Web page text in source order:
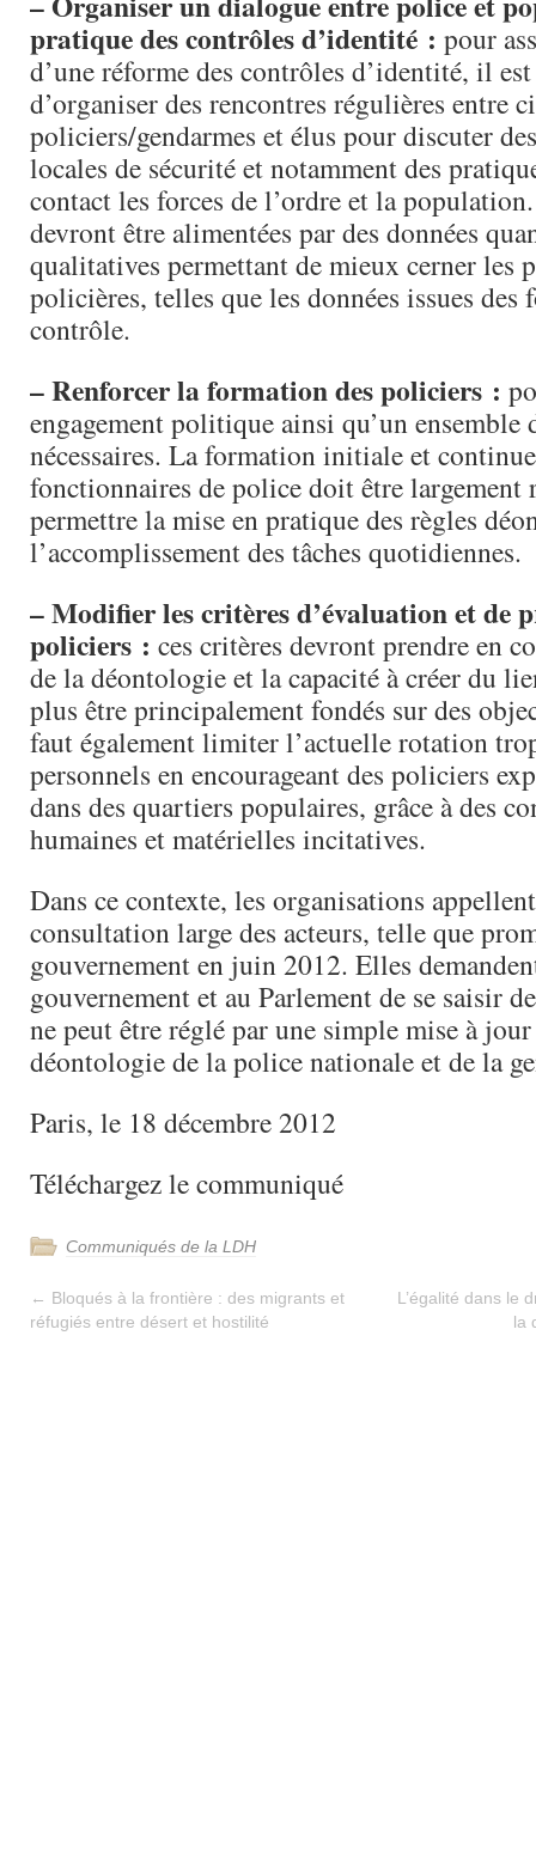
pratique des contrôles d’identité : pour
d’une réforme des contrôles d’identité, il
d’organiser des rencontres régulières entre
policiers/gendarmes et élus pour discuter
locales de sécurité et notamment des
contact les forces de l’ordre et la
devront être alimentées par des données
qualitatives permettant de mieux cerner les
policières, telles que les données issues des
contrôle.
– Renforcer la formation des policiers :
engagement politique ainsi qu’un ensemble
nécessaires. La formation initiale et
fonctionnaires de police doit être largement
permettre la mise en pratique des règles
l’accomplissement des tâches quotidiennes.
– Modifier les critères d’évaluation et de
policiers : ces critères devront prendre en
de la déontologie et la capacité à créer du
plus être principalement fondés sur des
faut également limiter l’actuelle rotation
personnels en encourageant des policiers
dans des quartiers populaires, grâce à des
humaines et matérielles incitatives.
Dans ce contexte, les organisations
consultation large des acteurs, telle que
gouvernement en juin 2012. Elles
gouvernement et au Parlement de se saisir
ne peut être réglé par une simple mise à
déontologie de la police nationale et de la
Paris, le 18 décembre 2012
Téléchargez le communiqué
Communiqués de la LDH
← Bloqués à la frontière : des migrants et
réfugiés entre désert et hostilité
L’égalité dans le
la